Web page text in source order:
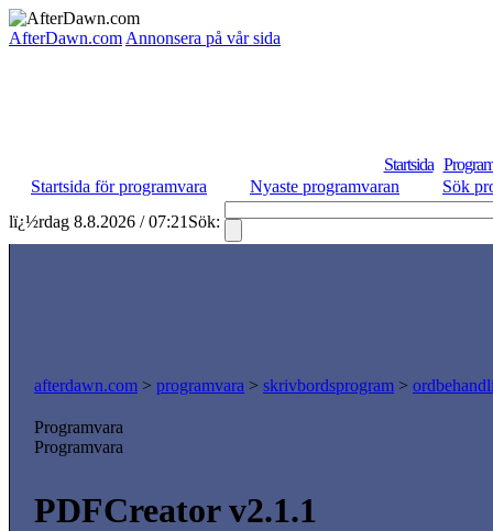
AfterDawn.com Annonsera på vår sida
Startsida
Startsida för programvara
Nyaste programvaran
Sök
lï¿½rdag 8.8.2026 / 07:21 Sök:
afterdawn.com > programvara > skrivbordsprogram >
Programvara
Programvara
PDFCreator v2.1.1